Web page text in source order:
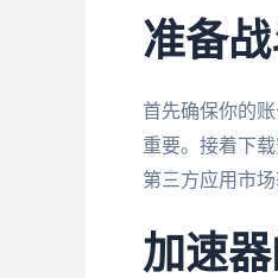
准备
首先确保你的
重要。接着下
第三方应用市
加速